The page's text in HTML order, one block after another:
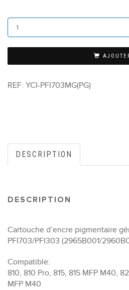
REF: YCI-PFI703MG(PG)
DESCRIPTION
DESCRIPTION
Cartouche d’encre pigmentaire
PFI703/PFI303 (2965B001/
Compatible:
810, 810 Pro, 815, 815 MFP M40,
MFP M40